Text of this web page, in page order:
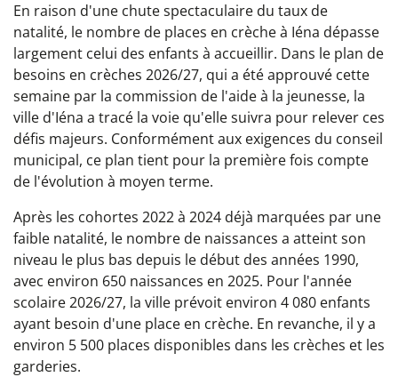
En raison d'une chute spectaculaire du taux de
natalité, le nombre de places en crèche à Iéna dépasse
largement celui des enfants à accueillir. Dans le plan de
besoins en crèches 2026/27, qui a été approuvé cette
semaine par la commission de l'aide à la jeunesse, la
ville d'Iéna a tracé la voie qu'elle suivra pour relever ces
défis majeurs. Conformément aux exigences du conseil
municipal, ce plan tient pour la première fois compte
de l'évolution à moyen terme.
Après les cohortes 2022 à 2024 déjà marquées par une
faible natalité, le nombre de naissances a atteint son
niveau le plus bas depuis le début des années 1990,
avec environ 650 naissances en 2025. Pour l'année
scolaire 2026/27, la ville prévoit environ 4 080 enfants
ayant besoin d'une place en crèche. En revanche, il y a
environ 5 500 places disponibles dans les crèches et les
garderies.